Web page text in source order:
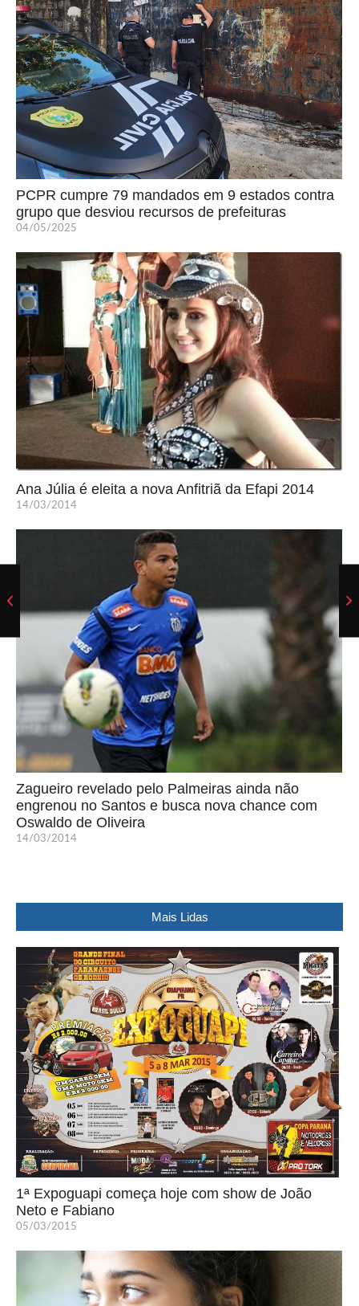
PCPR cumpre 79 mandados em 9 estados contra
grupo que desviou recursos de prefeituras
04/05/2025
Ana Júlia é eleita a nova Anfitriã da Efapi 2014
14/03/2014
Zagueiro revelado pelo Palmeiras ainda não
engrenou no Santos e busca nova chance com
Oswaldo de Oliveira
14/03/2014
Mais Lidas
1ª Expoguapi começa hoje com show de João
Neto e Fabiano
05/03/2015